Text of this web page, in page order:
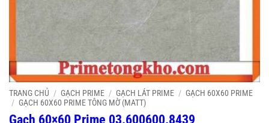
TRANG CHỦ / GẠCH PRIME / GẠCH LÁT PRIME / GẠCH 60X60 PRIME
/ GẠCH 60X60 PRIME TÔNG MỜ (MATT)
Gạch 60×60 Prime 03.600600.8439